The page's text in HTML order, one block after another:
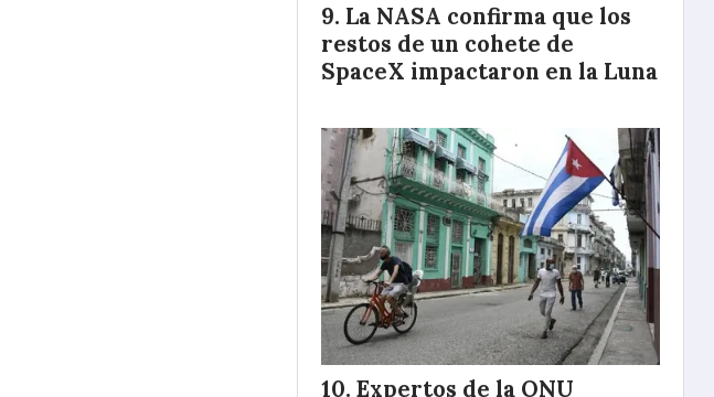
La NASA confirma que los
restos de un cohete de
SpaceX impactaron en la Luna
Expertos de la ONU